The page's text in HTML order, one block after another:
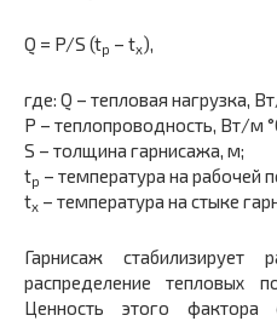
Q = P/S (tp – tx),
где: Q – тепловая нагрузка,
P – теплопроводность, Вт/м
S – толщина гарнисажа, м;
tp – температура на рабочей
tx – температура на стыке
Гарнисаж
распределение тепловых
Ценность этого фактора